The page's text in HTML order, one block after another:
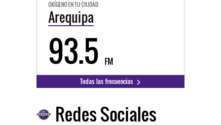
OXÍGENO EN TU CIUDAD
Arequipa
93.5 FM
Todas las frecuencias
Redes Sociales